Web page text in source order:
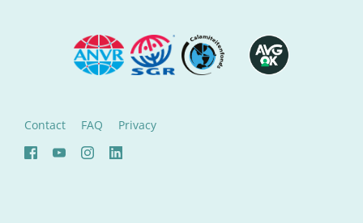
Contact FAQ Privacy